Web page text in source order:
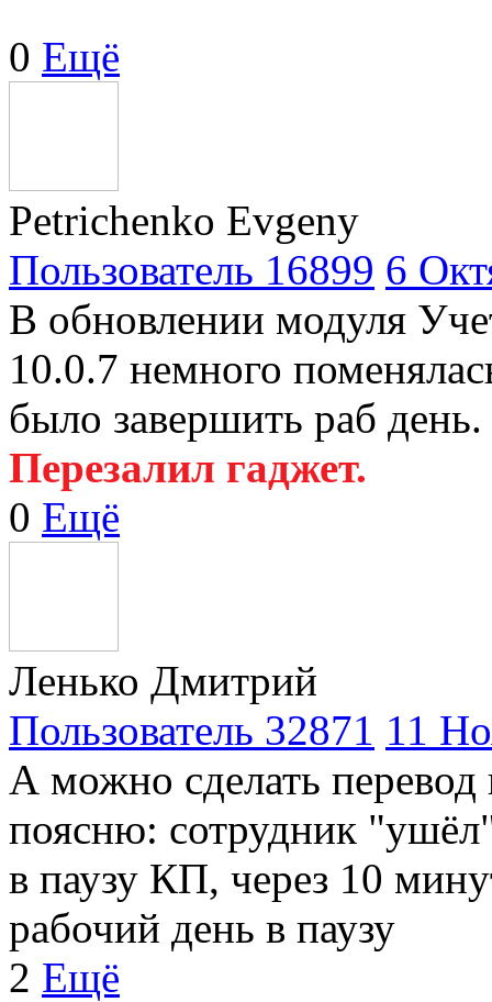
0 Ещё
Petrichenko Evgeny
Пользователь 16899 6
В обновлении модуля
10.0.7 немного
было завершить раб
Перезалил гаджет.
0 Ещё
Ленько Дмитрий
Пользователь 32871 11
А можно сделать перевод
поясню: сотрудник
в паузу КП, через 10
рабочий день в паузу
2 Ещё